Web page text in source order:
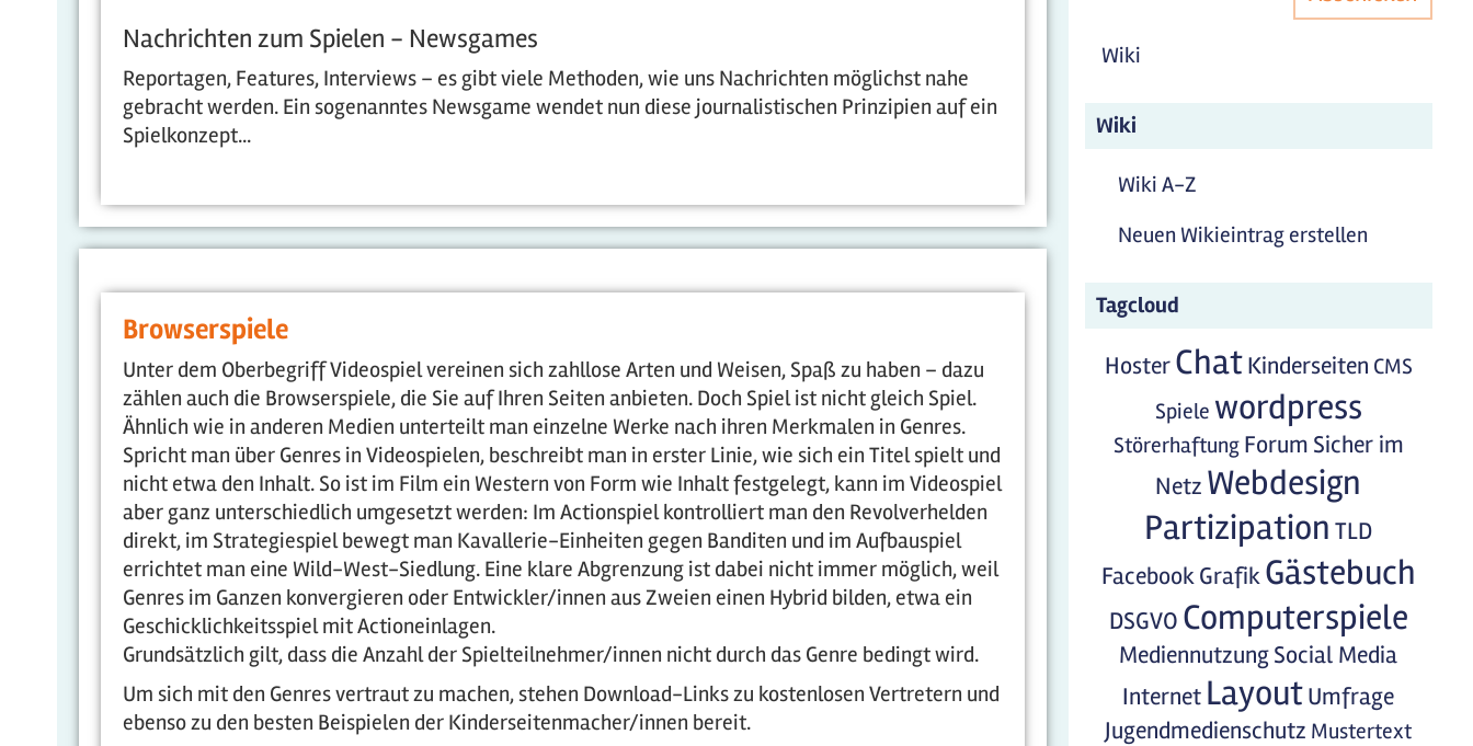
Nachrichten zum Spielen - Newsgames
Reportagen, Features, Interviews – es gibt viele Methoden, wie uns Nachrichten möglichst nahe
gebracht werden. Ein sogenanntes Newsgame wendet nun diese journalistischen Prinzipien auf ein
Spielkonzept...
Browserspiele
Unter dem Oberbegriff Videospiel vereinen sich zahllose Arten und Weisen, Spaß zu haben – dazu
zählen auch die Browserspiele, die Sie auf Ihren Seiten anbieten. Doch Spiel ist nicht gleich Spiel.
Ähnlich wie in anderen Medien unterteilt man einzelne Werke nach ihren Merkmalen in Genres.
Spricht man über Genres in Videospielen, beschreibt man in erster Linie, wie sich ein Titel spielt und
nicht etwa den Inhalt. So ist im Film ein Western von Form wie Inhalt festgelegt, kann im Videospiel
aber ganz unterschiedlich umgesetzt werden: Im Actionspiel kontrolliert man den Revolverhelden
direkt, im Strategiespiel bewegt man Kavallerie-Einheiten gegen Banditen und im Aufbauspiel
errichtet man eine Wild-West-Siedlung. Eine klare Abgrenzung ist dabei nicht immer möglich, weil
Genres im Ganzen konvergieren oder Entwickler/innen aus Zweien einen Hybrid bilden, etwa ein
Geschicklichkeitsspiel mit Actioneinlagen.
Grundsätzlich gilt, dass die Anzahl der Spielteilnehmer/innen nicht durch das Genre bedingt wird.
Um sich mit den Genres vertraut zu machen, stehen Download-Links zu kostenlosen Vertretern und
ebenso zu den besten Beispielen der Kinderseitenmacher/innen bereit.
Wiki
Wiki
Wiki A-Z
Neuen Wikieintrag erstellen
Tagcloud
Hoster Chat Kinderseiten CMS
Spiele wordpress
Störerhaftung Forum Sicher im
Netz Webdesign
Partizipation TLD
Facebook Grafik Gästebuch
DSGVO Computerspiele
MediennutzungSocial Media
Internet LayoutUmfrage
Jugendmedienschutz Mustertext